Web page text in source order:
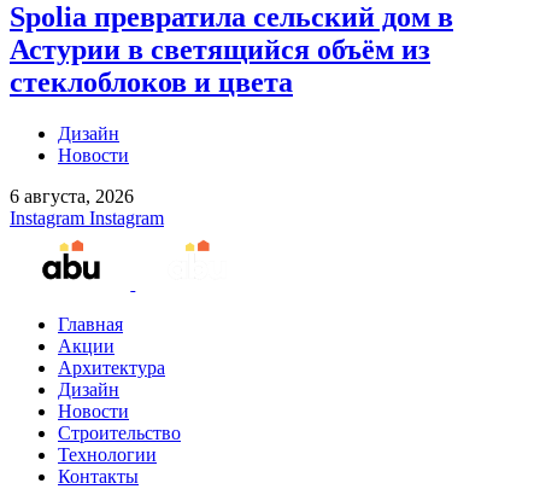
Spolia превратила сельский дом в
Астурии в светящийся объём из
стеклоблоков и цвета
Дизайн
Новости
6 августа, 2026
Instagram Instagram
Главная
Акции
Архитектура
Дизайн
Новости
Строительство
Технологии
Контакты